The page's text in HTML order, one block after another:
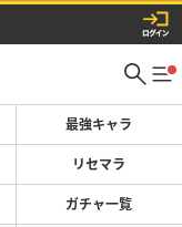
最強キャラ
リセマラ
ガチャ一覧